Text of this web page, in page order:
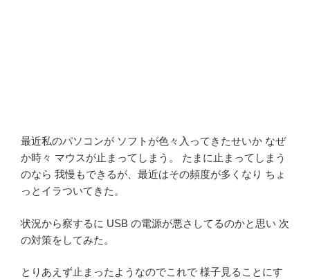
最近私のパソコンが ソフトが色々入ってきたせいか なぜ
か時々 マウスが止まってしまう。 たまに止まってしまう
のなら 我慢もできるが、最近はその頻度が多くなり ちょ
っとイラついてきた。
状況から察するに USB の電源が悪さしてるのかと思い 次
の対策をしてみた。
とりあえず止まったようなのでこれで 様子見ることにす